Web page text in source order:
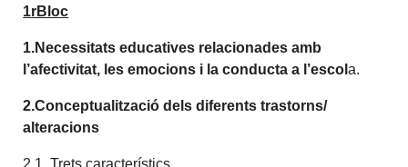
1rBloc
1.Necessitats educatives relacionades amb
l’afectivitat, les emocions i la conducta a l’escola.
2.Conceptualització dels diferents trastorns/
alteracions